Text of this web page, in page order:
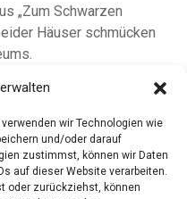
wir Technologien wie
und/oder darauf
zustimmst, können wir Daten
auf dieser Website verarbeiten.
oder zurückziehst, können
„Zum Schwarzen
Häuser schmücken
die